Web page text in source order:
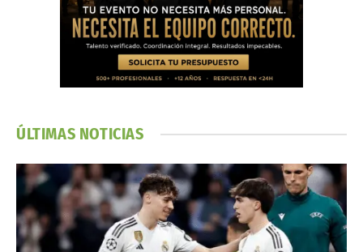
ÚLTIMAS NOTICIAS